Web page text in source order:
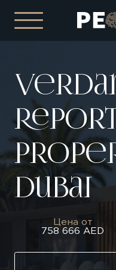
Dubai
Цена от
758 666 AED